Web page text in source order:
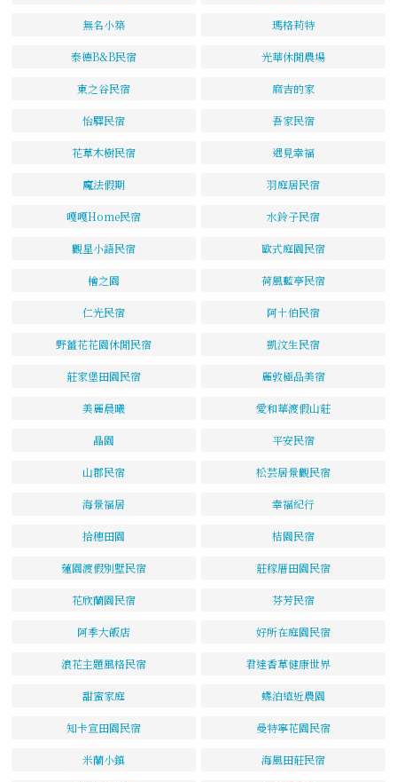
無名小築 瑪格莉特
泰德B&B民宿 光華休閒農場
東之谷民宿 麻吉的家
怡驛民宿 吾家民宿
花草木樹民宿 遇見幸福
魔法假期 羽庭居民宿
嘎嘎Home民宿 水鈴子民宿
觀星小語民宿 歐式庭園民宿
檜之園 荷風藍亭民宿
仁光民宿 阿土伯民宿
野薑花花園休閒民宿 凱汶生民宿
莊家堡田園民宿 麗敦極品美宿
美麗晨曦 愛和華渡假山莊
晶園 平安民宿
山郡民宿 松芸居景觀民宿
海景福居 幸福紀行
拾穗田園 桔園民宿
蓮園渡假別墅民宿 莊稼厝田園民宿
花欣蘭園民宿 芬芳民宿
阿季大飯店 好所在庭園民宿
浪花主題風格民宿 君達香草健康世界
甜蜜家庭 蝶泊遠近農園
知卡宣田園民宿 曼特寧花園民宿
米蘭小鎮 海風田莊民宿